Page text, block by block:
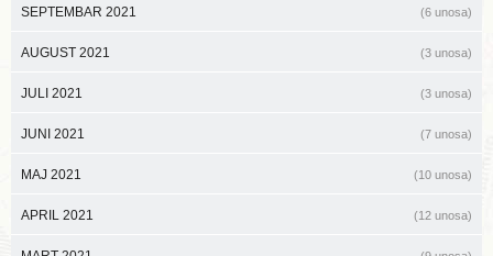
SEPTEMBAR 2021 (6 unosa)
AUGUST 2021 (3 unosa)
JULI 2021 (3 unosa)
JUNI 2021 (7 unosa)
MAJ 2021 (10 unosa)
APRIL 2021 (12 unosa)